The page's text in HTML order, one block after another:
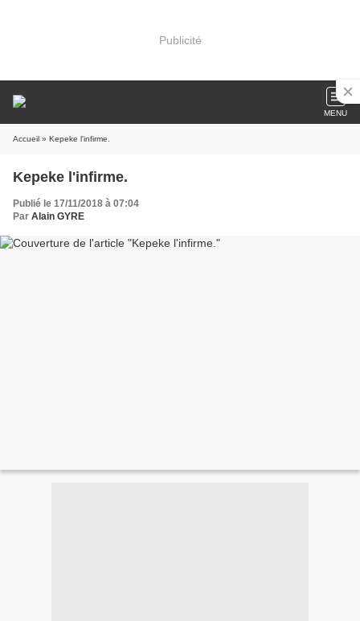
Publicité
MENU
Accueil » Kepeke l'infirme.
Kepeke l'infirme.
Publié le 17/11/2018 à 07:04
Par Alain GYRE